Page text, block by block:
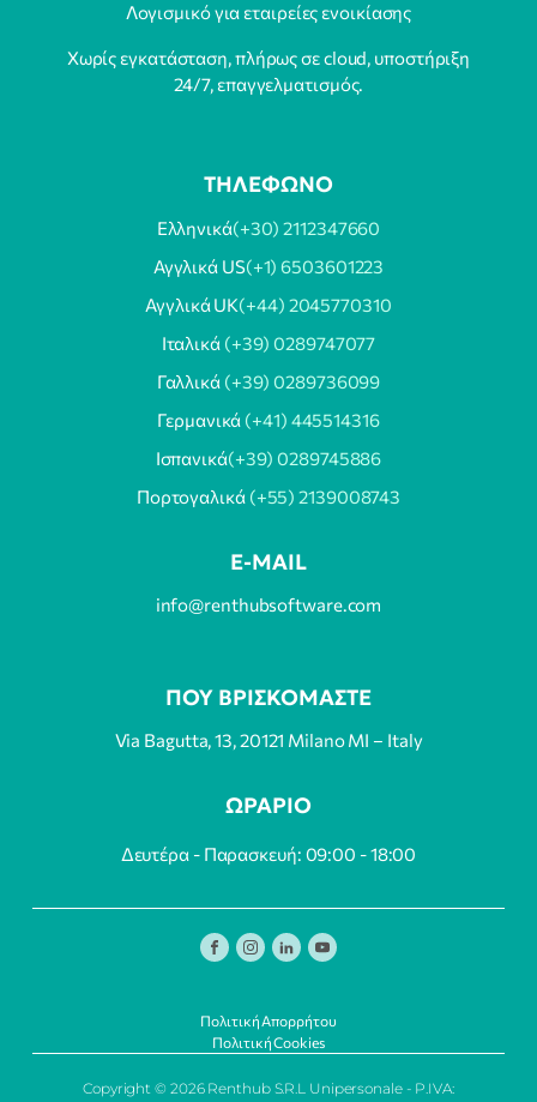
Λογισμικό για εταιρείες ενοικίασης
Χωρίς εγκατάσταση, πλήρως σε cloud, υποστήριξη
24/7, επαγγελματισμός.
ΤΗΛΕΦΩΝΟ
Ελληνικά(+30) 2112347660
Αγγλικά US(+1) 6503601223
Αγγλικά UK(+44) 2045770310
Ιταλικά (+39) 0289747077
Γαλλικά (+39) 0289736099
Γερμανικά (+41) 445514316
Ισπανικά(+39) 0289745886
Πορτογαλικά (+55) 2139008743
E-MAIL
info@renthubsoftware.com
ΠΟΥ ΒΡΙΣΚΟΜΑΣΤΕ
Via Bagutta, 13, 20121 Milano MI – Italy
ΩΡΑΡΙΟ
Δευτέρα - Παρασκευή: 09:00 - 18:00
Πολιτική Απορρήτου
Πολιτική Cookies
Copyright © 2026 Renthub S.R.L Unipersonale - P.IVA: